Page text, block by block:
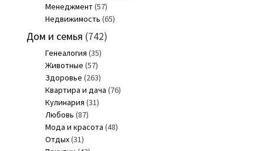
Менеджмент(57)
Недвижимость (65)
Дом и семья (742)
Генеалогия (35)
Животные (57)
Здоровье (263)
Квартира и дача (76)
Кулинария (31)
Любовь (87)
Мода и красота (48)
Отдых(31)